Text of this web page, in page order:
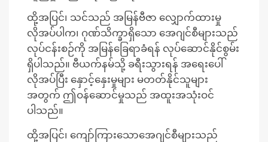
ထို့အပြင်၊ သင်သည် အမြန်ဗီဇာ လျှောက်ထားမှု
လိုအပ်ပါက၊ ဂုဏ်သိက္ခာရှိသော အေဂျင်စီများသည်
လုပ်ငန်းစဉ်ကို အမြန်ခြေရာခံရန် လုပ်ဆောင်နိုင်စွမ်း
ရှိပါသည်။ ဗီယက်နမ်သို့ ခရီးသွားရန် အရေးပေါ်
လိုအပ်ပြီး နှောင့်နှေးမှုများ မတတ်နိုင်သူများ
အတွက် ဤဝန်ဆောင်မှုသည် အထူးအသုံးဝင်
ပါသည်။
ထို့အပြင်၊ ကျော်ကြားသောအေဂျင်စီများသည်